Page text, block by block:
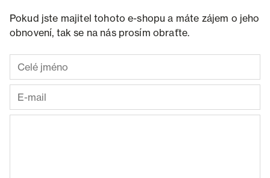
Pokud jste majitel tohoto e-shopu a máte zájem o jeho
obnovení, tak se na nás prosím obraťte.